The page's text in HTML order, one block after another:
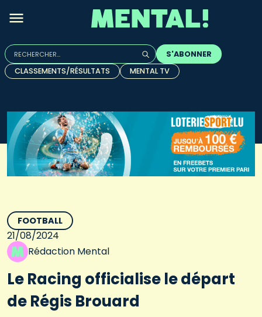
Rechercher :
Quand les résultats de l'auto-complétion sont
S'ABONNER
CLASSEMENTS/RÉSULTATS
MENTAL TV
FOOTBALL
21/08/2024
Rédaction Mental
Le Racing officialise le départ
de Régis Brouard